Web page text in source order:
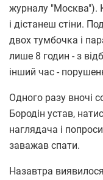
журналу "Москва").
і дістанеш стіни.
двох тумбочка і
лише 8 годин - з
інший час -
Одного разу вночі
Бородін устав,
наглядача і
заважав спати.
Назавтра